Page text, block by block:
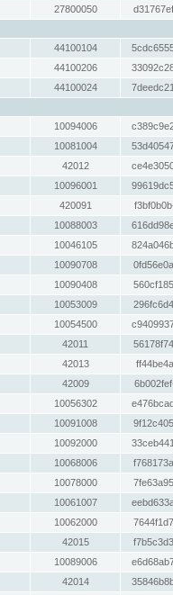
27800050
44100104
44100206
44100024
10094006
10081004
42012
10096001
420091
10088003
10046105
10090708
10090408
10053009
10054500
42011
42013
42009
10056302
10091008
10092000
10068006
10078000
10061007
10062000
42015
10089006
42014